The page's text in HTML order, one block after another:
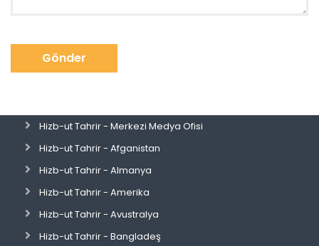
Gönder
Hizb-ut Tahrir - Merkezi Medya Ofisi
Hizb-ut Tahrir - Afganistan
Hizb-ut Tahrir - Almanya
Hizb-ut Tahrir - Amerika
Hizb-ut Tahrir - Avustralya
Hizb-ut Tahrir - Bangladeş